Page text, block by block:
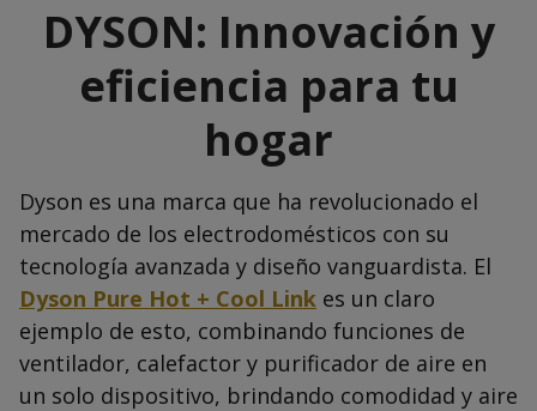
DYSON: Innovación y
eficiencia para tu
hogar
Dyson es una marca que ha revolucionado el
mercado de los electrodomésticos con su
tecnología avanzada y diseño vanguardista. El
Dyson Pure Hot + Cool Link es un claro
ejemplo de esto, combinando funciones de
ventilador, calefactor y purificador de aire en
un solo dispositivo, brindando comodidad y aire